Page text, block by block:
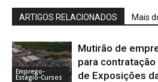
ARTIGOS RELACIONADOS Mais
Emprego-
Estágio-Cursos
Mutirão de
para
de Exposições